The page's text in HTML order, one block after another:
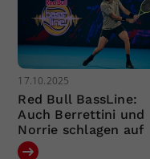
17.10.2025
Red Bull BassLine:
Auch Berrettini und
Norrie schlagen auf